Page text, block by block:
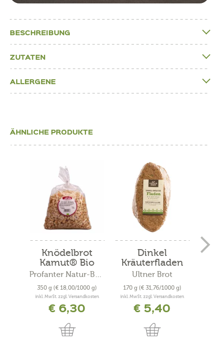
BESCHREIBUNG
ZUTATEN
ALLERGENE
ÄHNLICHE PRODUKTE
Knödelbrot
Kamut® Bio
Profanter Natur-Backstube
350 g (€ 18,00/1000 g)
inkl. MwSt. zzgl. Versandkosten
€ 6,30
Dinkel
Kräuterfladen
Bio
Ultner Brot
170 g (€ 31,76/1000 g)
inkl. MwSt. zzgl. Versandkosten
€ 5,40